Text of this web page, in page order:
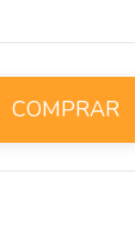
COMPRAR